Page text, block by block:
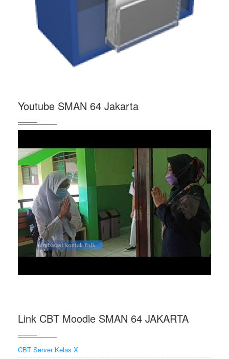
Youtube SMAN 64 Jakarta
Link CBT Moodle SMAN 64 JAKARTA
CBT Server Kelas X